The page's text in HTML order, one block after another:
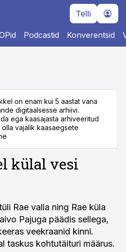
Telli
Podcastid Konverentsid
on enam kui 5 aastat vana
digitaalsesse arhiivi.
ega kaasajasta arhiveeritud
vajalik kaasaegsete
külal vesi
Rae valla ning Rae küla
Pajuga päädis sellega,
veekraanid kinni.
taskus kohtutäituri määrus.